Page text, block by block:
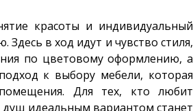
красоты и индивидуальный
Здесь в ход идут и чувство стиля,
по цветовому оформлению, а
к выбору мебели, которая
Для тех, кто любит
идеальным вариантом станет